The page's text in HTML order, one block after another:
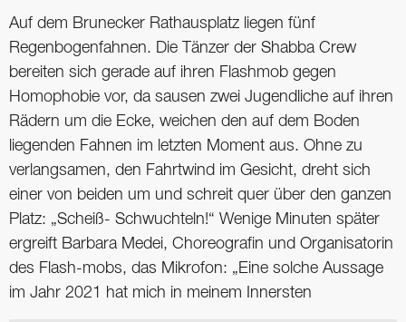
Auf dem Brunecker Rathausplatz liegen fünf
Regenbogenfahnen. Die Tänzer der Shabba Crew
bereiten sich gerade auf ihren Flashmob gegen
Homophobie vor, da sausen zwei Jugendliche auf ihren
Rädern um die Ecke, weichen den auf dem Boden
liegenden Fahnen im letzten Moment aus. Ohne zu
verlangsamen, den Fahrtwind im Gesicht, dreht sich
einer von beiden um und schreit quer über den ganzen
Platz: „Scheiß- Schwuchteln!“ Wenige Minuten später
ergreift Barbara Medei, Choreografin und Organisatorin
des Flash-mobs, das Mikrofon: „Eine solche Aussage
im Jahr 2021 hat mich in meinem Innersten